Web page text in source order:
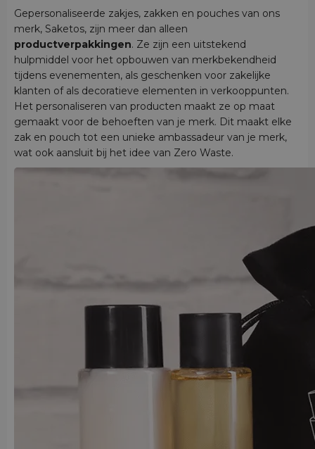
Gepersonaliseerde zakjes, zakken en pouches van ons
merk, Saketos, zijn meer dan alleen
productverpakkingen. Ze zijn een uitstekend
hulpmiddel voor het opbouwen van merkbekendheid
tijdens evenementen, als geschenken voor zakelijke
klanten of als decoratieve elementen in verkooppunten.
Het personaliseren van producten maakt ze op maat
gemaakt voor de behoeften van je merk. Dit maakt elke
zak en pouch tot een unieke ambassadeur van je merk,
wat ook aansluit bij het idee van Zero Waste.